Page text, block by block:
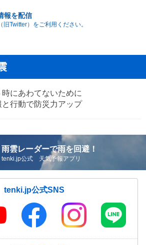
報を配信
Twitter）をご利用ください。
にあわてないために
行動で防災力アップ
雨雲レーダーで雨を回避！
tenki.jp公式 天気予報アプリ
tenki.jp公式SNS